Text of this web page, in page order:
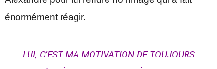
énormément réagir.
LUI, C’EST MA MOTIVATION DE TOUJOURS